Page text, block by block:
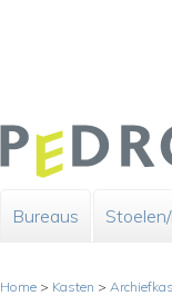
Bureaus
Home > Kasten >